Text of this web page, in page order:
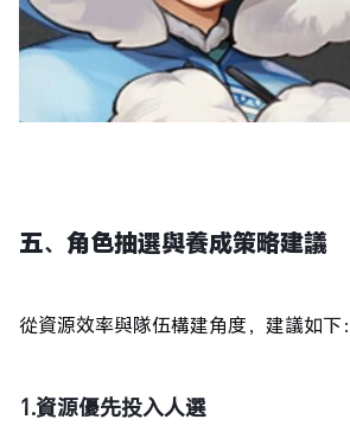
五、角色抽選與養成策略建議
從資源效率與隊伍構建角度，建議如下：
1.資源優先投入人選